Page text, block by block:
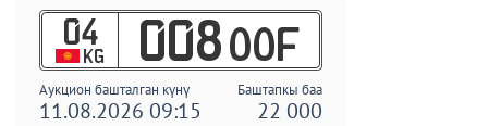
04
KG 008 OOF
Аукцион башталган күнү Баштапкы баа
11.08.2026 09:15 22 000